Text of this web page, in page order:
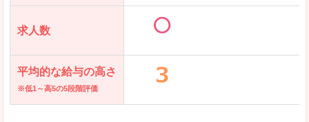
求人数
平均的な給与の高さ
※低1～高5の5段階評価